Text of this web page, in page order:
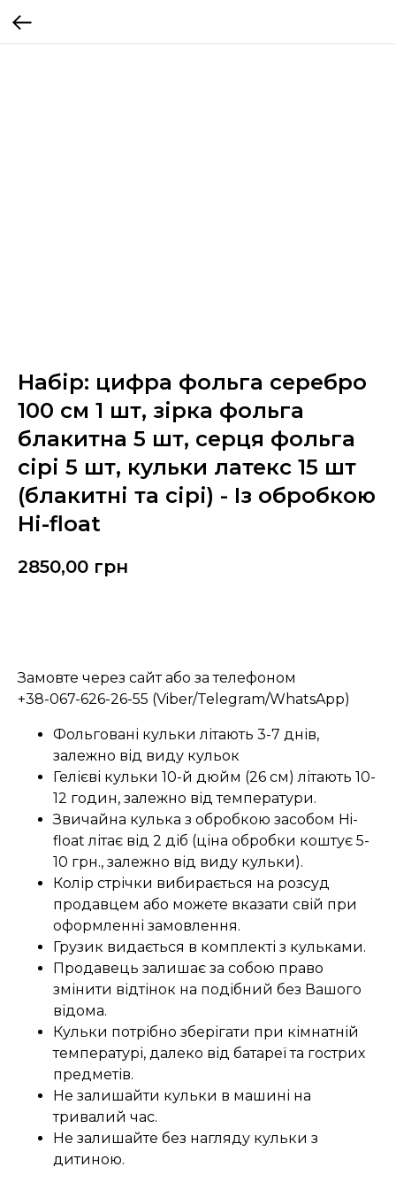
Набір: цифра фольга серебро
100 см 1 шт, зірка фольга
блакитна 5 шт, серця фольга
сірі 5 шт, кульки латекс 15 шт
(блакитні та сірі) - Із обробкою
Hi-float
2850,00 грн
Замовте через сайт або за телефоном
+38-067-626-26-55 (Viber/Telegram/WhatsApp)
Фольговані кульки літають 3-7 днів,
залежно від виду кульок
Гелієві кульки 10-й дюйм (26 см) літають 10-
12 годин, залежно від температури.
Звичайна кулька з обробкою засобом Hi-
float літає від 2 діб (ціна обробки коштує 5-
10 грн., залежно від виду кульки).
Колір стрічки вибирається на розсуд
продавцем або можете вказати свій при
оформленні замовлення.
Грузик видається в комплекті з кульками.
Продавець залишає за собою право
змінити відтінок на подібний без Вашого
відома.
Кульки потрібно зберігати при кімнатній
температурі, далеко від батареї та гострих
предметів.
Не залишайти кульки в машині на
тривалий час.
Не залишайте без нагляду кульки з
дитиною.